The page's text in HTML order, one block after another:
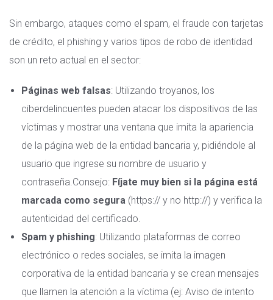
Sin embargo, ataques como el spam, el fraude con tarjetas
de crédito, el phishing y varios tipos de robo de identidad
son un reto actual en el sector:
Páginas web falsas: Utilizando troyanos, los
ciberdelincuentes pueden atacar los dispositivos de las
víctimas y mostrar una ventana que imita la apariencia
de la página web de la entidad bancaria y, pidiéndole al
usuario que ingrese su nombre de usuario y
contraseña.Consejo: Fíjate muy bien si la página está
marcada como segura (https:// y no http://) y verifica la
autenticidad del certificado.
Spam y phishing: Utilizando plataformas de correo
electrónico o redes sociales, se imita la imagen
corporativa de la entidad bancaria y se crean mensajes
que llamen la atención a la víctima (ej: Aviso de intento